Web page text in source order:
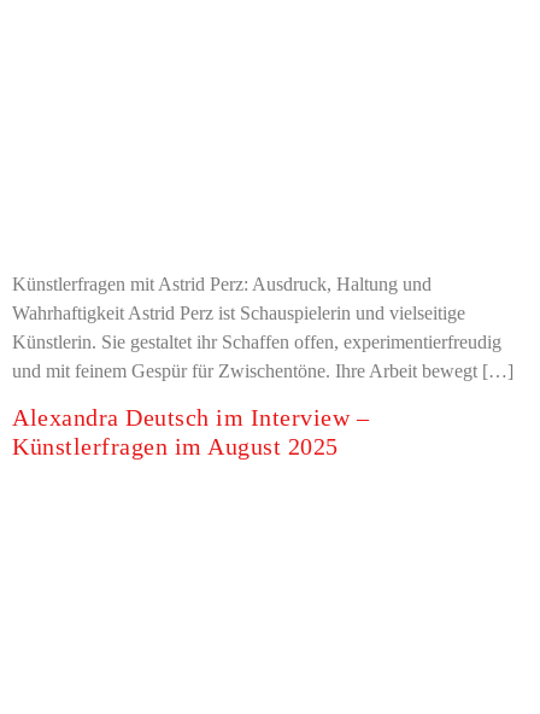
Künstlerfragen mit Astrid Perz: Ausdruck, Haltung und
Wahrhaftigkeit Astrid Perz ist Schauspielerin und vielseitige
Künstlerin. Sie gestaltet ihr Schaffen offen, experimentierfreudig
und mit feinem Gespür für Zwischentöne. Ihre Arbeit bewegt […]
Alexandra Deutsch im Interview –
Künstlerfragen im August 2025